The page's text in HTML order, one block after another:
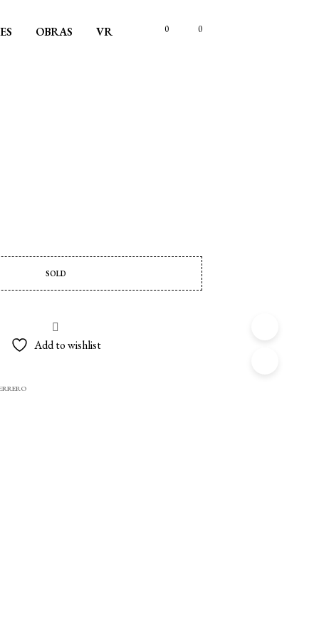
OBRAS VR 0 0
SOLD
Add to wishlist